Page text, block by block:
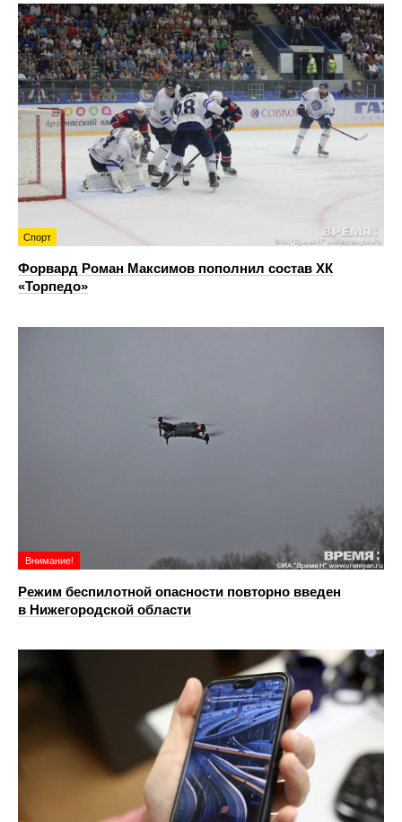
Спорт
Форвард Роман Максимов пополнил состав ХК
«Торпедо»
Внимание!
Режим беспилотной опасности повторно введен
в Нижегородской области